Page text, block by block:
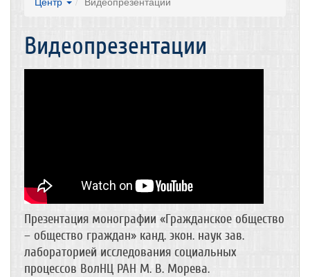
Видеопрезентации
Презентация монографии «Гражданское общество
– общество граждан» канд. экон. наук зав.
лабораторией исследования социальных
процессов ВолНЦ РАН М. В. Морева.